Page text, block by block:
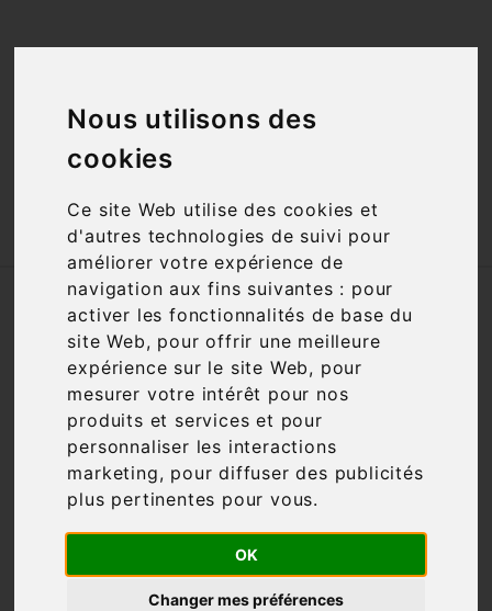
Nous utilisons des
cookies
Ce site Web utilise des cookies et
d'autres technologies de suivi pour
améliorer votre expérience de
navigation aux fins suivantes : pour
activer les fonctionnalités de base du
site Web, pour offrir une meilleure
expérience sur le site Web, pour
mesurer votre intérêt pour nos
produits et services et pour
personnaliser les interactions
marketing, pour diffuser des publicités
plus pertinentes pour vous.
OK
Changer mes préférences

id="open_preferences_center">Préfèrences
Accueil Vins Appellation AOC
Nous nous excusons pour la gêne
occasionnée
Recherchez à nouveau ce que vous cherchez

Produits